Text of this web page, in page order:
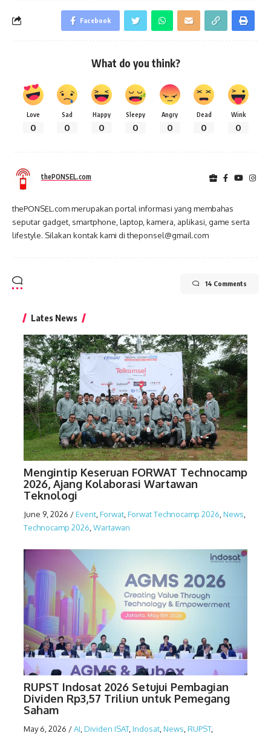
Facebook
What do you think?
Love
0
Sad
0
Happy
0
Sleepy
0
Angry
0
Dead
0
Wink
0
thePONSEL.com
thePONSEL.com merupakan portal informasi yang membahas
seputar gadget, smartphone, laptop, kamera, aplikasi, game serta
lifestyle. Silakan kontak kami di theponsel@gmail.com
14 Comments
Lates News
Mengintip Keseruan FORWAT Technocamp
2026, Ajang Kolaborasi Wartawan
Teknologi
June 9, 2026 /Event Forwat Forwat Technocamp 2026 News
Technocamp 2026 Wartawan
RUPST Indosat 2026 Setujui Pembagian
Dividen Rp3,57 Triliun untuk Pemegang
Saham
May 6, 2026 /AI,Dividen ISAT,Indosat,News,RUPST,